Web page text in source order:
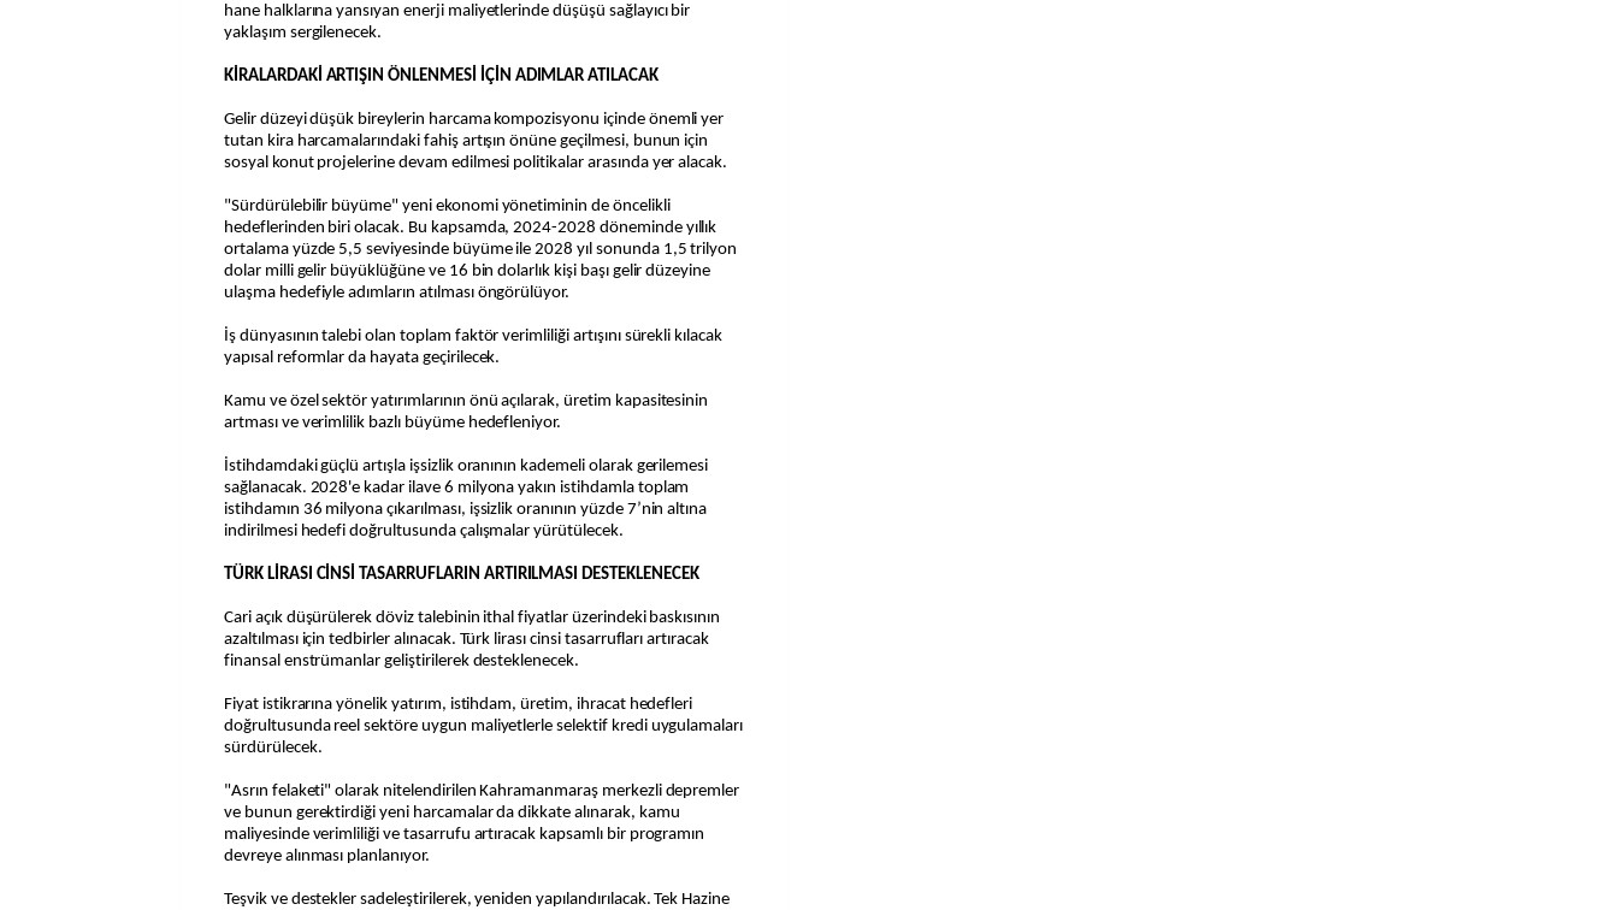
hane halklarına yansıyan enerji maliyetlerinde düşüşü sağlayıcı bir
yaklaşım sergilenecek.
KİRALARDAKİ ARTIŞIN ÖNLENMESİ İÇİN ADIMLAR ATILACAK
Gelir düzeyi düşük bireylerin harcama kompozisyonu içinde önemli yer
tutan kira harcamalarındaki fahiş artışın önüne geçilmesi, bunun için
sosyal konut projelerine devam edilmesi politikalar arasında yer alacak.
"Sürdürülebilir büyüme" yeni ekonomi yönetiminin de öncelikli
hedeflerinden biri olacak. Bu kapsamda, 2024-2028 döneminde yıllık
ortalama yüzde 5,5 seviyesinde büyüme ile 2028 yıl sonunda 1,5 trilyon
dolar milli gelir büyüklüğüne ve 16 bin dolarlık kişi başı gelir düzeyine
ulaşma hedefiyle adımların atılması öngörülüyor.
İş dünyasının talebi olan toplam faktör verimliliği artışını sürekli kılacak
yapısal reformlar da hayata geçirilecek.
Kamu ve özel sektör yatırımlarının önü açılarak, üretim kapasitesinin
artması ve verimlilik bazlı büyüme hedefleniyor.
İstihdamdaki güçlü artışla işsizlik oranının kademeli olarak gerilemesi
sağlanacak. 2028'e kadar ilave 6 milyona yakın istihdamla toplam
istihdamın 36 milyona çıkarılması, işsizlik oranının yüzde 7’nin altına
indirilmesi hedefi doğrultusunda çalışmalar yürütülecek.
TÜRK LİRASI CİNSİ TASARRUFLARIN ARTIRILMASI DESTEKLENECEK
Cari açık düşürülerek döviz talebinin ithal fiyatlar üzerindeki baskısının
azaltılması için tedbirler alınacak. Türk lirası cinsi tasarrufları artıracak
finansal enstrümanlar geliştirilerek desteklenecek.
Fiyat istikrarına yönelik yatırım, istihdam, üretim, ihracat hedefleri
doğrultusunda reel sektöre uygun maliyetlerle selektif kredi uygulamaları
sürdürülecek.
"Asrın felaketi" olarak nitelendirilen Kahramanmaraş merkezli depremler
ve bunun gerektirdiği yeni harcamalar da dikkate alınarak, kamu
maliyesinde verimliliği ve tasarrufu artıracak kapsamlı bir programın
devreye alınması planlanıyor.
Teşvik ve destekler sadeleştirilerek, yeniden yapılandırılacak. Tek Hazine